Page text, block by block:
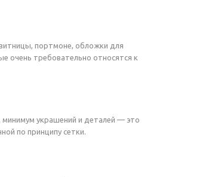
портмоне, обложки для
очень требовательно относятся к
украшений и деталей — это
по принципу сетки.